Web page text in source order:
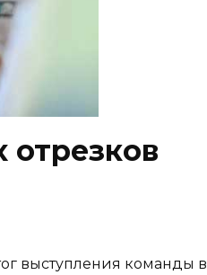
выступления команды в